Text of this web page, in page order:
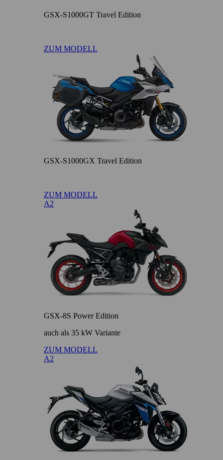
GSX-S1000GT Travel Edition
ZUM MODELL
GSX-S1000GX Travel Edition
ZUM MODELL
A2
GSX-8S Power Edition
auch als 35 kW Variante
ZUM MODELL
A2